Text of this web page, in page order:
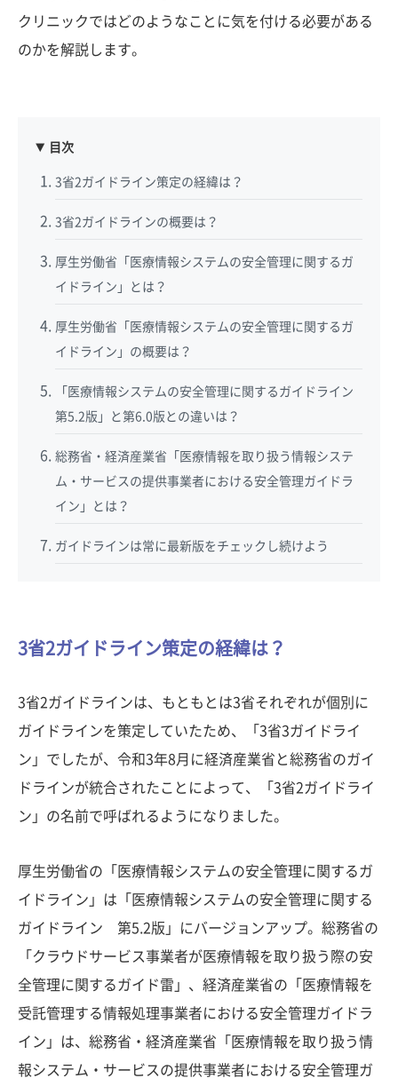
クリニックではどのようなことに気を付ける必要がある
のかを解説します。
目次
3省2ガイドライン策定の経緯は？
3省2ガイドラインの概要は？
厚生労働省「医療情報システムの安全管理に関するガ
イドライン」とは？
厚生労働省「医療情報システムの安全管理に関するガ
イドライン」の概要は？
「医療情報システムの安全管理に関するガイドライン
第5.2版」と第6.0版との違いは？
総務省・経済産業省「医療情報を取り扱う情報システ
ム・サービスの提供事業者における安全管理ガイドラ
イン」とは？
ガイドラインは常に最新版をチェックし続けよう
3省2ガイドライン策定の経緯は？
3省2ガイドラインは、もともとは3省それぞれが個別に
ガイドラインを策定していたため、「3省3ガイドライ
ン」でしたが、令和3年8月に経済産業省と総務省のガイ
ドラインが統合されたことによって、「3省2ガイドライ
ン」の名前で呼ばれるようになりました。
厚生労働省の「医療情報システムの安全管理に関するガ
イドライン」は「医療情報システムの安全管理に関する
ガイドライン 第5.2版」にバージョンアップ。総務省の
「クラウドサービス事業者が医療情報を取り扱う際の安
全管理に関するガイド雷」、経済産業省の「医療情報を
受託管理する情報処理事業者における安全管理ガイドラ
イン」は、総務省・経済産業省「医療情報を取り扱う情
報システム・サービスの提供事業者における安全管理ガ